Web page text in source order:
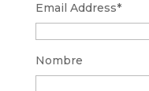
Email Address*
Nombre